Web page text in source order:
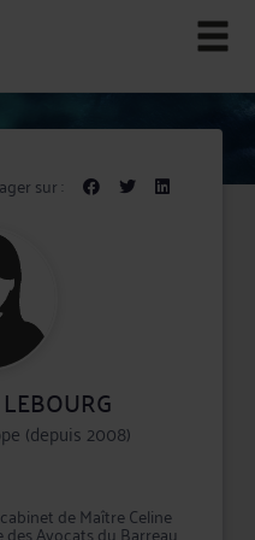
sur :
(depuis 2008)
de Maître Celine
Avocats du Barreau